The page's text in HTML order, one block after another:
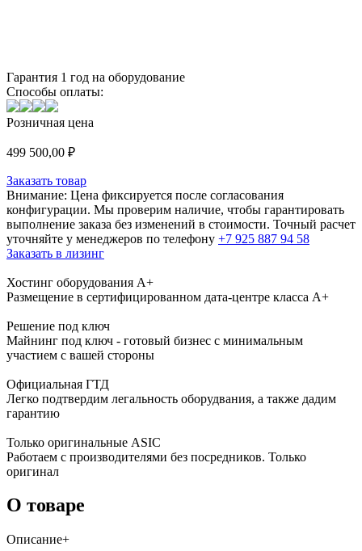
Гарантия 1 год на оборудование
Способы оплаты:
Розничная цена
499 500,00 ₽
Заказать товар
Внимание: Цена фиксируется после согласования
конфигурации. Мы проверим наличие, чтобы гарантировать
выполнение заказа без изменений в стоимости. Точный расчет
уточняйте у менеджеров по телефону +7 925 887 94 58
Заказать в лизинг
Хостинг оборудования A+
Размещение в сертифицированном дата-центре класса А+
Решение под ключ
Майнинг под ключ - готовый бизнес с минимальным
участием с вашей стороны
Официальная ГТД
Легко подтвердим легальность оборудвания, а также дадим
гарантию
Только оригинальные ASIC
Работаем с производителями без посредников. Только
оригинал
О товаре
Описание+